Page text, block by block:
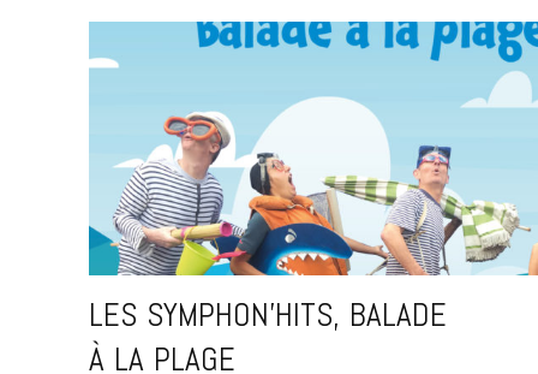
LES SYMPHON’HITS, BALADE
À LA PLAGE